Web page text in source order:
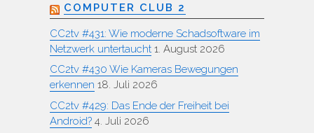
COMPUTER CLUB 2
CC2tv #431: Wie moderne Schadsoftware im
Netzwerk untertaucht 1. August 2026
CC2tv #430 Wie Kameras Bewegungen
erkennen 18. Juli 2026
CC2tv #429: Das Ende der Freiheit bei
Android? 4. Juli 2026